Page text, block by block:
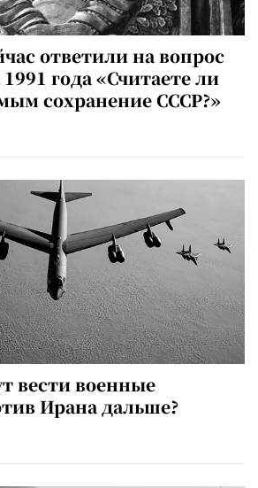
ответили на вопрос
года «Считаете ли
сохранение СССР?»
вести военные
Ирана дальше?